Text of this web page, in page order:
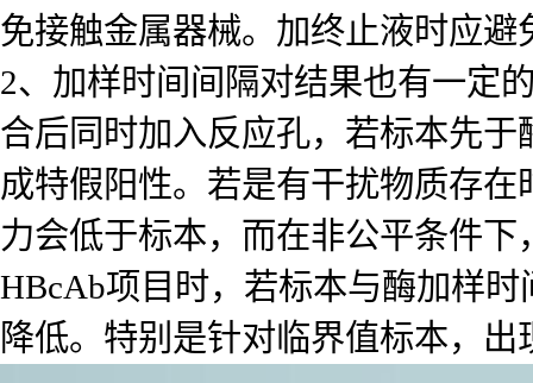
免接触金属器械。加终止液时应避
2、加样时间间隔对结果也有一定
合后同时加入反应孔，若标本先
成特假阳性。若是有干扰物质存
力会低于标本，而在非公平条件
HBcAb项目时，若标本与酶加样
降低。特别是针对临界值标本，出